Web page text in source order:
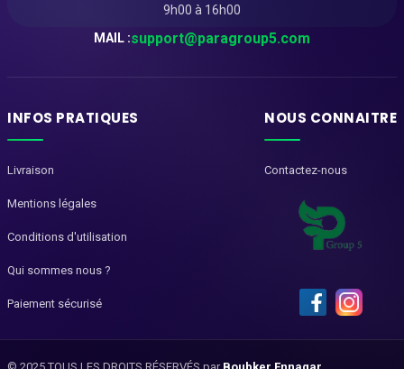
9h00 à 16h00
MAIL :support@paragroup5.com
INFOS PRATIQUES
Livraison
Mentions légales
Conditions d'utilisation
Qui sommes nous ?
Paiement sécurisé
NOUS CONNAITRE
Contactez-nous